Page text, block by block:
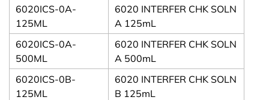
6020ICS-0A-
125ML
6020 INTERFER CHK SOLN
A 125mL
6020ICS-0A-
500ML
6020 INTERFER CHK SOLN
A 500mL
6020ICS-0B-
125ML
6020 INTERFER CHK SOLN
B 125mL